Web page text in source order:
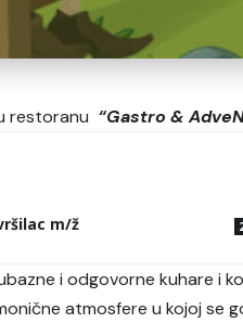
restoranu “Gastro &
m/ž
i odgovorne kuhare i
atmosfere u kojoj se